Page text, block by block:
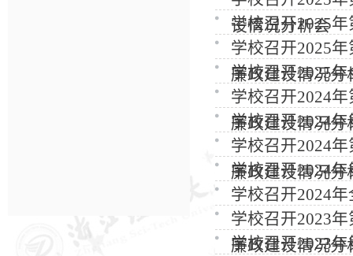
设情况分析会
学校召开2025
学校召开2025
廉政建设情况分
学校召开2025
学校召开2024
廉政建设情况分
学校召开2024
学校召开2024
廉政建设情况分
学校召开2024
学校召开2024
学校召开2023
廉政建设情况分
学校召开2023